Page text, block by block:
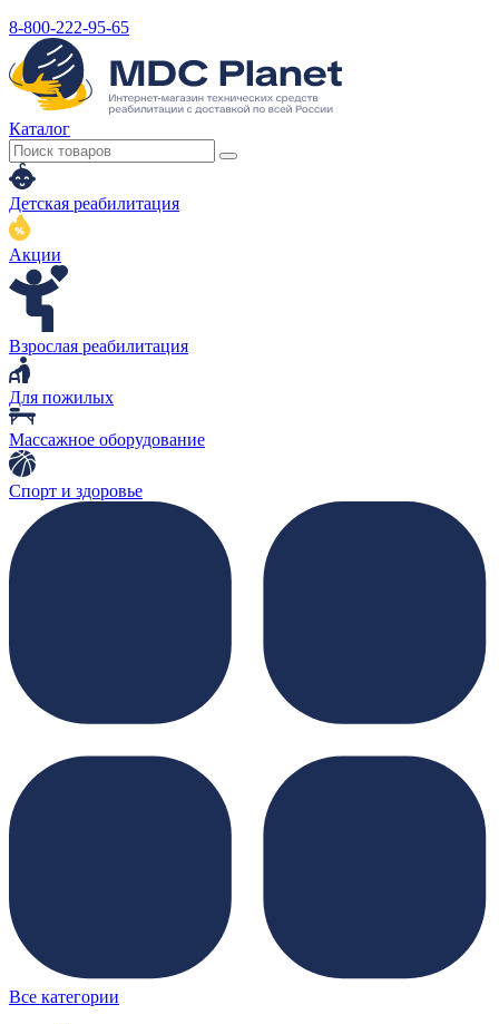
8-800-222-95-65
Каталог
Детская реабилитация
Акции
Взрослая реабилитация
Для пожилых
Массажное оборудование
Спорт и здоровье
Все категории